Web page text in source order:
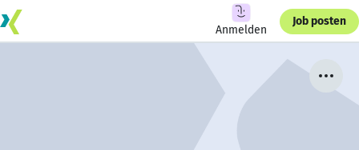
Anmelden
Job posten